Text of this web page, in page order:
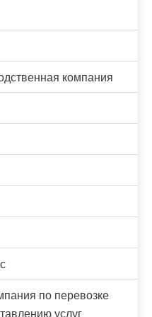
компания
по перевозке
услуг